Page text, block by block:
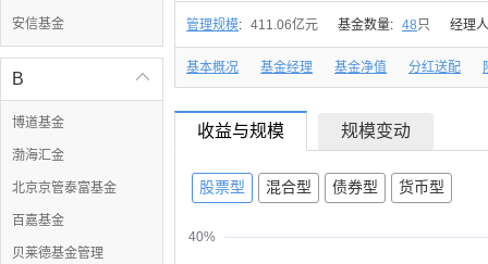
安信基金

B
博道基金
渤海汇金
北京京管泰富基金
百嘉基金
贝莱德基金管理
管理规模: 411.06亿元 基金数量: 48只 经理
基本概况 基金经理 基金净值 分红送配
收益与规模 规模变动
股票型 混合型 债券型 货币型
40%